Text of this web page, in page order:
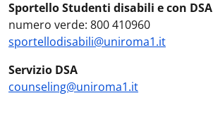
Sportello Studenti disabili e con DSA
numero verde: 800 410960
sportellodisabili@uniroma1.it
Servizio DSA
counseling@uniroma1.it